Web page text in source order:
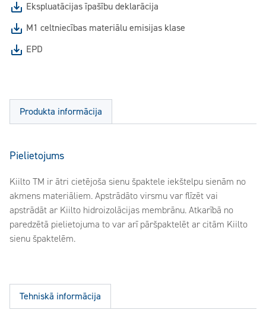
Ekspluatācijas īpašību deklarācija
M1 celtniecības materiālu emisijas klase
EPD
Produkta informācija
Pielietojums
Kiilto TM ir ātri cietējoša sienu špaktele iekštelpu sienām no
akmens materiāliem. Apstrādāto virsmu var flīzēt vai
apstrādāt ar Kiilto hidroizolācijas membrānu. Atkarībā no
paredzētā pielietojuma to var arī pāršpaktelēt ar citām Kiilto
sienu špaktelēm.
Tehniskā informācija